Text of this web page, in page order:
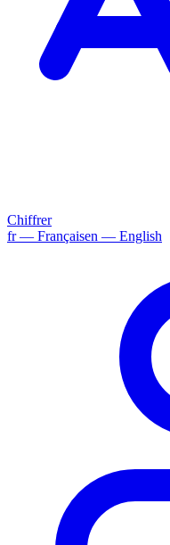
Chiffrer
fr— Françaisen — English